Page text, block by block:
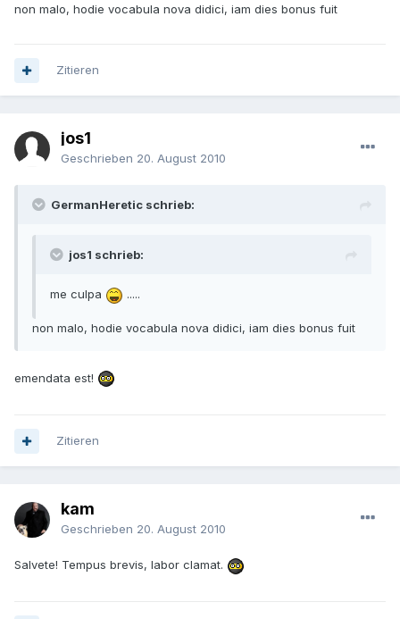
non malo, hodie vocabula nova didici, iam dies bonus fuit
Zitieren
jos1
Geschrieben 20. August 2010
GermanHeretic schrieb:
jos1 schrieb:
me culpa .....
non malo, hodie vocabula nova didici, iam dies bonus fuit
emendata est!
Zitieren
kam
Geschrieben 20. August 2010
Salvete! Tempus brevis, labor clamat.